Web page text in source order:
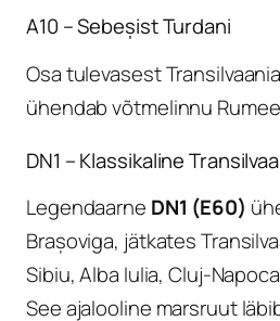
A10 – Sebeșist Turdani
Osa tulevasest
ühendab võtmelinnu
DN1 – Klassikaline
Legendaarne DN1 (E60)
Brașoviga, jätkates
Sibiu, Alba Iulia, Cluj-
See ajalooline marsruut